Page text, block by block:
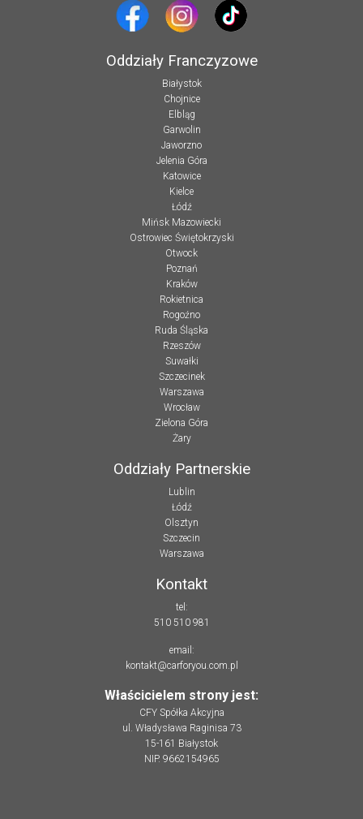
Oddziały Franczyzowe
Białystok
Chojnice
Elbląg
Garwolin
Jaworzno
Jelenia Góra
Katowice
Kielce
Łódź
Mińsk Mazowiecki
Ostrowiec Świętokrzyski
Otwock
Poznań
Kraków
Rokietnica
Rogoźno
Ruda Śląska
Rzeszów
Suwałki
Szczecinek
Warszawa
Wrocław
Zielona Góra
Żary
Oddziały Partnerskie
Lublin
Łódź
Olsztyn
Szczecin
Warszawa
Kontakt
tel:
510 510 981
email:
kontakt@carforyou.com.pl
Właścicielem strony jest:
CFY Spółka Akcyjna
ul. Władysława Raginisa 73
15-161 Białystok
NIP. 9662154965